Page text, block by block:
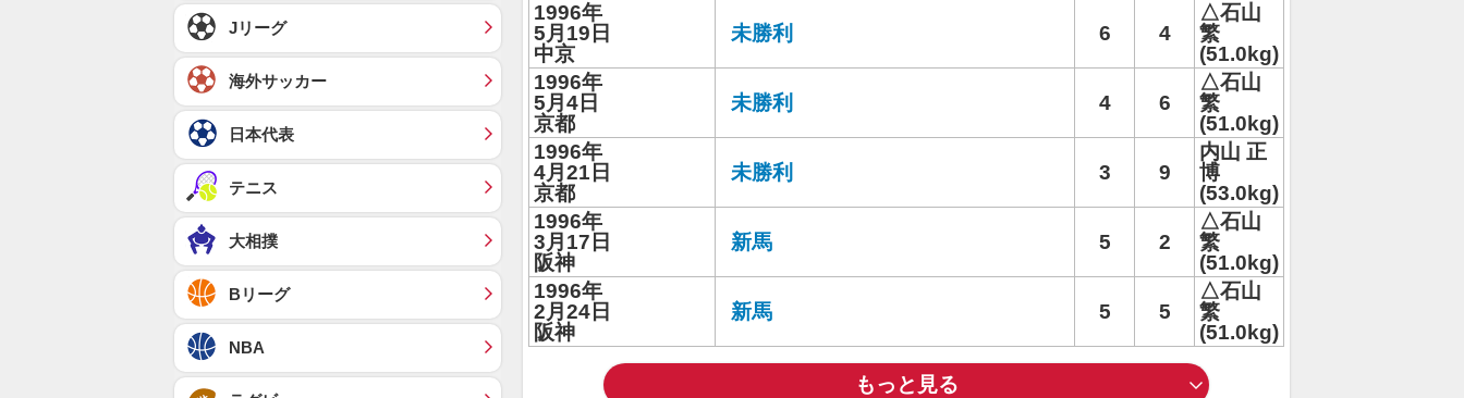
1996年
5月19日
中京
未勝利 6 4
△石山
繁
(51.0kg)
1996年
5月4日
京都
未勝利 4 6
△石山
繁
(51.0kg)
1996年
4月21日
京都
未勝利 3 9
内山 正
博
(53.0kg)
1996年
3月17日
阪神
新馬 5 2
△石山
繁
(51.0kg)
1996年
2月24日
阪神
新馬 5 5
△石山
繁
(51.0kg)
もっと見る
Jリーグ
海外サッカー
日本代表
テニス
大相撲
Bリーグ
NBA